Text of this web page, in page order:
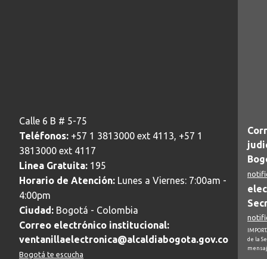
Calle 6 B # 5-75
Teléfonos: +57 1 3813000 ext 4113, +57 1
3813000 ext 4117
Linea Gratuita: 195
Horario de Atención: Lunes a Viernes: 7:00am -
4:00pm
Ciudad: Bogotá - Colombia
Correo electrónico institucional:
ventanillaelectronica@alcaldiabogota.gov.co
Bogotá te escucha
de la